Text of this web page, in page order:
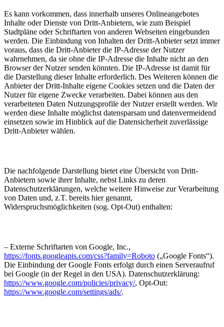
Es kann vorkommen, dass innerhalb unseres Onlineangebotes
Inhalte oder Dienste von Dritt-Anbietern, wie zum Beispiel
Stadtpläne oder Schriftarten von anderen Webseiten eingebunden
werden. Die Einbindung von Inhalten der Dritt-Anbieter setzt immer
voraus, dass die Dritt-Anbieter die IP-Adresse der Nutzer
wahrnehmen, da sie ohne die IP-Adresse die Inhalte nicht an den
Browser der Nutzer senden könnten. Die IP-Adresse ist damit für
die Darstellung dieser Inhalte erforderlich. Des Weiteren können die
Anbieter der Dritt-Inhalte eigene Cookies setzen und die Daten der
Nutzer für eigene Zwecke verarbeiten. Dabei können aus den
verarbeiteten Daten Nutzungsprofile der Nutzer erstellt werden. Wir
werden diese Inhalte möglichst datensparsam und datenvermeidend
einsetzen sowie im Hinblick auf die Datensicherheit zuverlässige
Dritt-Anbieter wählen.
Die nachfolgende Darstellung bietet eine Übersicht von Dritt-
Anbietern sowie ihrer Inhalte, nebst Links zu deren
Datenschutzerklärungen, welche weitere Hinweise zur Verarbeitung
von Daten und, z.T. bereits hier genannt,
Widerspruchsmöglichkeiten (sog. Opt-Out) enthalten:
– Externe Schriftarten von Google, Inc.,
https://fonts.googleapis.com/css?family=Roboto („Google Fonts“).
Die Einbindung der Google Fonts erfolgt durch einen Serveraufruf
bei Google (in der Regel in den USA). Datenschutzerklärung:
https://www.google.com/policies/privacy/, Opt-Out:
https://www.google.com/settings/ads/.